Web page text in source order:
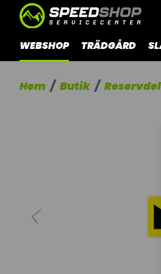
WEBSHOP TRÄDGÅRD
Hem Butik